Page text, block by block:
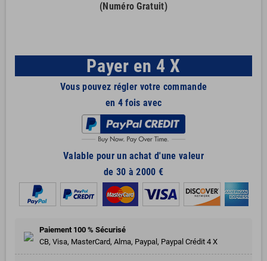
(Numéro Gratuit)
Payer en 4 X
Vous pouvez régler votre commande
en 4 fois avec
Valable pour un achat d'une valeur
de 30 à 2000 €
Paiement 100 % Sécurisé
CB, Visa, MasterCard, Alma, Paypal, Paypal Crédit 4 X